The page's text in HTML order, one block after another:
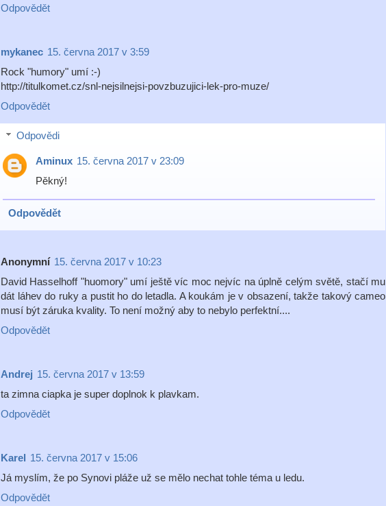
Odpovědět
mykanec 15. června 2017 v 3:59
Rock "humory" umí :-)
http://titulkomet.cz/snl-nejsilnejsi-povzbuzujici-lek-pro-muze/
Odpovědět
Odpovědi
Aminux 15. června 2017 v 23:09
Pěkný!
Odpovědět
Anonymní 15. června 2017 v 10:23
David Hasselhoff "huomory" umí ještě víc moc nejvíc na úplně celým světě, stačí mu
dát láhev do ruky a pustit ho do letadla. A koukám je v obsazení, takže takový cameo
musí být záruka kvality. To není možný aby to nebylo perfektní....
Odpovědět
Andrej 15. června 2017 v 13:59
ta zimna ciapka je super doplnok k plavkam.
Odpovědět
Karel 15. června 2017 v 15:06
Já myslím, že po Synovi pláže už se mělo nechat tohle téma u ledu.
Odpovědět